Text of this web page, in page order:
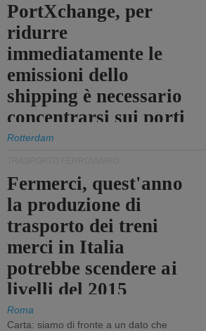
PortXchange, per
ridurre
immediatamente le
emissioni dello
shipping è necessario
concentrarsi sui porti
Rotterdam
Fermerci, quest'anno
la produzione di
trasporto dei treni
merci in Italia
potrebbe scendere ai
livelli del 2015
Roma
Carta: siamo di fronte a un dato che